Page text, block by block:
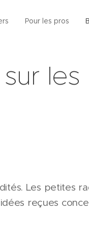
Pour les pros
les
Les petites
reçues